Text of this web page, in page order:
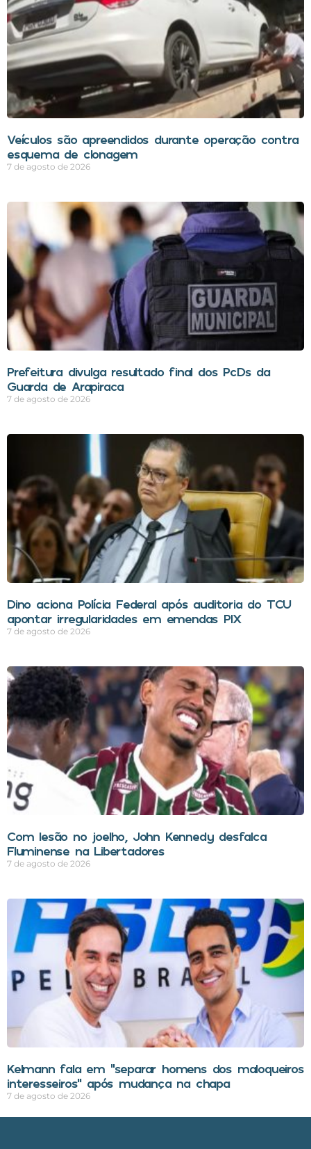
Veículos são apreendidos durante operação contra
esquema de clonagem
7 de agosto de 2026
Prefeitura divulga resultado final dos PcDs da
Guarda de Arapiraca
7 de agosto de 2026
Dino aciona Polícia Federal após auditoria do TCU
apontar irregularidades em emendas PIX
7 de agosto de 2026
Com lesão no joelho, John Kennedy desfalca
Fluminense na Libertadores
7 de agosto de 2026
Kelmann fala em “separar homens dos maloqueiros
interesseiros” após mudança na chapa
7 de agosto de 2026